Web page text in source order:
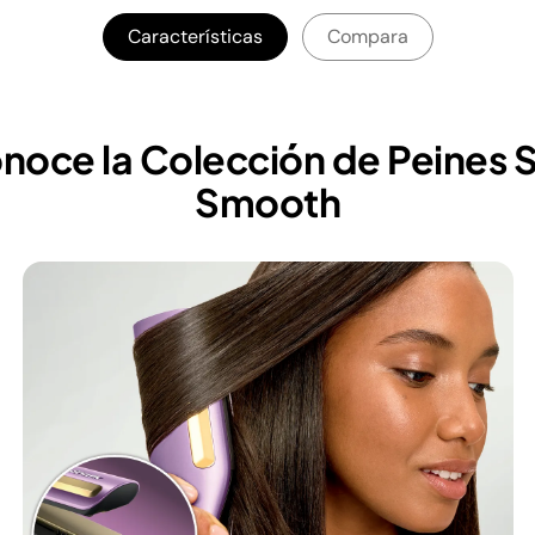
Características Compara
la Colección de Peines
Smooth